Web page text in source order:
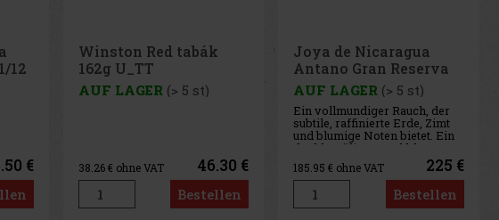
12
€
Winston Red tabák
162g U_TT
AUF LAGER(> 5 st)
38.26€ ohne VAT 46.30 €
Bestellen
Joya de Nicaragua
Antano Gran Reserva
Power Play Sling Puck
20er
AUF LAGER (> 5 st)
Ein vollmundiger Rauch, der
subtile, raffinierte Erde, Zimt
und blumige Noten bietet. Ein
dunkles, öliges Deckblatt
bedeckt die Premium-Einlage
dieser nicaraguanischen Puro.
Die in Nicaragua
handgefertigte Joya de
Nicaragua Antano Gran
185.95€ ohne VAT 225 €
Bestellen